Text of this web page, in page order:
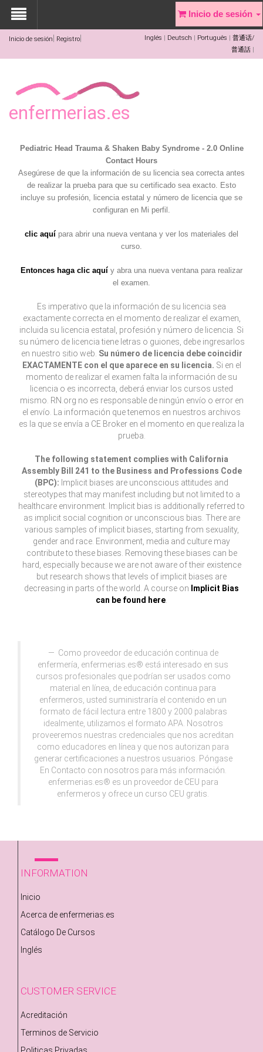
Inicio de sesión Registro Inglés Deutsch Português
普通话/
普通話
enfermerias.es
Inicio de sesión
Pediatric Head Trauma & Shaken Baby Syndrome - 2.0 Online
Contact Hours
Asegúrese de que la información de su licencia sea correcta antes
de realizar la prueba para que su certificado sea exacto. Esto
incluye su profesión, licencia estatal y número de licencia que se
configuran en Mi perfil.
clic aquí para abrir una nueva ventana y ver los materiales del
curso.
Entonces haga clic aquí y abra una nueva ventana para realizar
el examen.
Es imperativo que la información de su licencia sea
exactamente correcta en el momento de realizar el examen,
incluida su licencia estatal, profesión y número de licencia. Si
su número de licencia tiene letras o guiones, debe ingresarlos
en nuestro sitio web. Su número de licencia debe coincidir
EXACTAMENTE con el que aparece en su licencia. Si en el
momento de realizar el examen falta la información de su
licencia o es incorrecta, deberá enviar los cursos usted
mismo. RN.org no es responsable de ningún envío o error en
el envío. La información que tenemos en nuestros archivos
es la que se envía a CE Broker en el momento en que realiza la
prueba.
The following statement complies with California
Assembly Bill 241 to the Business and Professions Code
(BPC): Implicit biases are unconscious attitudes and
stereotypes that may manifest including but not limited to a
healthcare environment. Implicit bias is additionally referred to
as implicit social cognition or unconscious bias. There are
various samples of implicit biases, starting from sexuality,
gender and race. Environment, media and culture may
contribute to these biases. Removing these biases can be
hard, especially because we are not aware of their existence
but research shows that levels of implicit biases are
decreasing in parts of the world. A course on Implicit Bias
can be found here
Como proveedor de educación continua de
enfermería, enfermerias.es® está interesado en sus
cursos profesionales que podrían ser usados como
material en línea, de educación continua para
enfermeros, usted suministraría el contenido en un
formato de fácil lectura entre 1800 y 2000 palabras
idealmente, utilizamos el formato APA. Nosotros
proveeremos nuestras credenciales que nos acreditan
como educadores en línea y que nos autorizan para
generar certificaciones a nuestros usuarios. Póngase
En Contacto con nosotros para más información.
enfermerias.es® es un proveedor de CEU para
enfermeros y ofrece un curso CEU gratis.
INFORMATION
Inicio
Acerca de enfermerias.es
Catálogo De Cursos
Inglés
CUSTOMER SERVICE
Acreditación
Terminos de Servicio